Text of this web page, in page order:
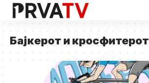
Бајкерот и кросфитерот